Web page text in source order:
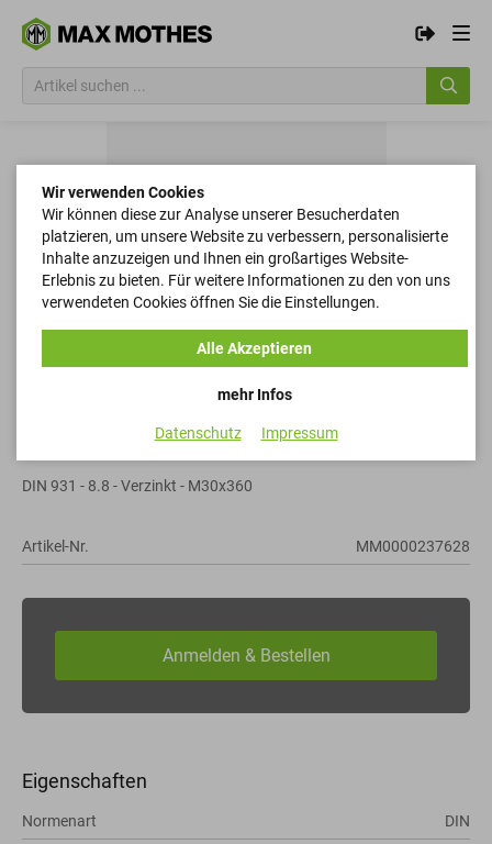
Sechskantschrauben
DIN 931 - 8.8 - Verzinkt - M30x360
Artikel-Nr. MM0000237628
Eigenschaften
Normenart
DIN
Wir verwenden Cookies
Wir können diese zur Analyse unserer Besucherdaten
platzieren, um unsere Website zu verbessern, personalisierte
Inhalte anzuzeigen und Ihnen ein großartiges Website-
Erlebnis zu bieten. Für weitere Informationen zu den von uns
verwendeten Cookies öffnen Sie die Einstellungen.
mehr Infos
Alle Akzeptieren
Datenschutz Impressum